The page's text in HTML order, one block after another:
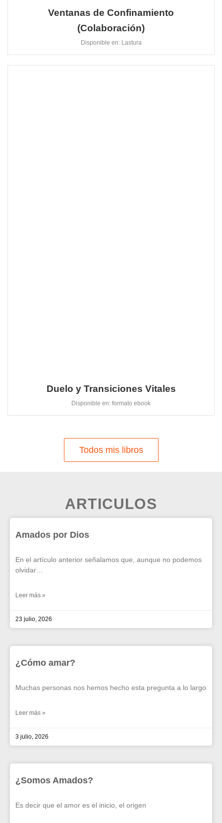
Ventanas de Confinamiento
(Colaboración)
Disponible en: Lastura
Duelo y Transiciones Vitales
Disponible en: formato ebook
Todos mis libros
ARTICULOS
Amados por Dios
En el artículo anterior señalamos que, aunque no podemos
olvidar…
Leer más »
23 julio, 2026
¿Cómo amar?
Muchas personas nos hemos hecho esta pregunta a lo largo
Leer más »
3 julio, 2026
¿Somos Amados?
Es decir que el amor es el inicio, el origen